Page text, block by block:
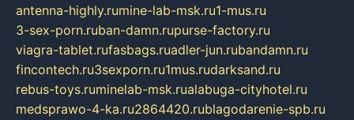
antenna-highly.rumine-lab-msk.ru1-mus.ru
3-sex-porn.ruban-damn.rupurse-factory.ru
viagra-tablet.rufasbags.ruadler-jun.rubandamn.ru
fincontech.ru3sexporn.ru1mus.rudarksand.ru
rebus-toys.ruminelab-msk.rualabuga-cityhotel.ru
medsprawo-4-ka.ru2864420.rublagodarenie-spb.ru